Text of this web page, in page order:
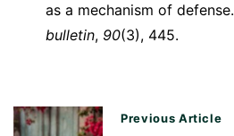
as a mechanism of defense.
bulletin, 90(3), 445.
Π
Previous Article